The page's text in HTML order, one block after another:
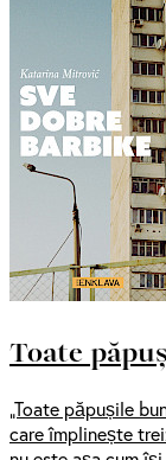
Toate
„Toate păpușile
care împlinește